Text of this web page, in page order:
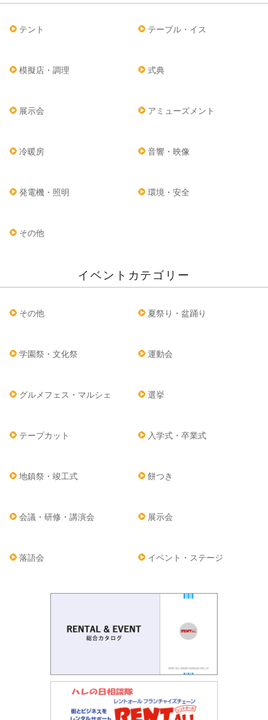
テント テーブル・イス
模擬店・調理 式典
展示会 アミューズメント
冷暖房 音響・映像
発電機・照明 環境・安全
その他
イベントカテゴリー
その他 夏祭り・盆踊り
学園祭・文化祭 運動会
グルメフェス・マルシェ 選挙
テープカット 入学式・卒業式
地鎮祭・竣工式 餅つき
会議・研修・講演会 展示会
落語会 イベント・ステージ